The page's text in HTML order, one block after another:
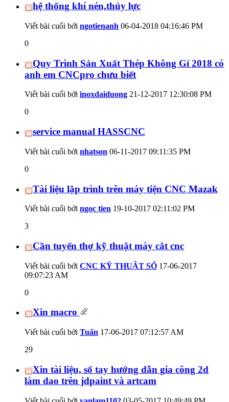
hệ thống khí nén,thủy lực
Viết bài cuối bởi ngotienanh 06-04-2018 04:16:46 PM
0
Quy Trình Sản Xuất Thép Không Gỉ 2018 có
anh em CNCpro chưu biết
Viết bài cuối bởi inoxdaiduong 21-12-2017 12:30:08 PM
0
service manual HASSCNC
Viết bài cuối bởi nhatson 06-11-2017 09:11:35 PM
0
Tài liệu lập trình trên máy tiện CNC Mazak
Viết bài cuối bởi ngoc tien 19-10-2017 02:11:02 PM
3
Cần tuyển thợ kỹ thuật máy cắt cnc
Viết bài cuối bởi CNC KỸ THUẬT SỐ 17-06-2017
09:07:23 AM
0
Xin macro
Viết bài cuối bởi Tuấn 17-06-2017 07:12:57 AM
29
Xin tài liệu, sổ tay hướng dẫn gia công 2d
làm dao trên jdpaint và artcam